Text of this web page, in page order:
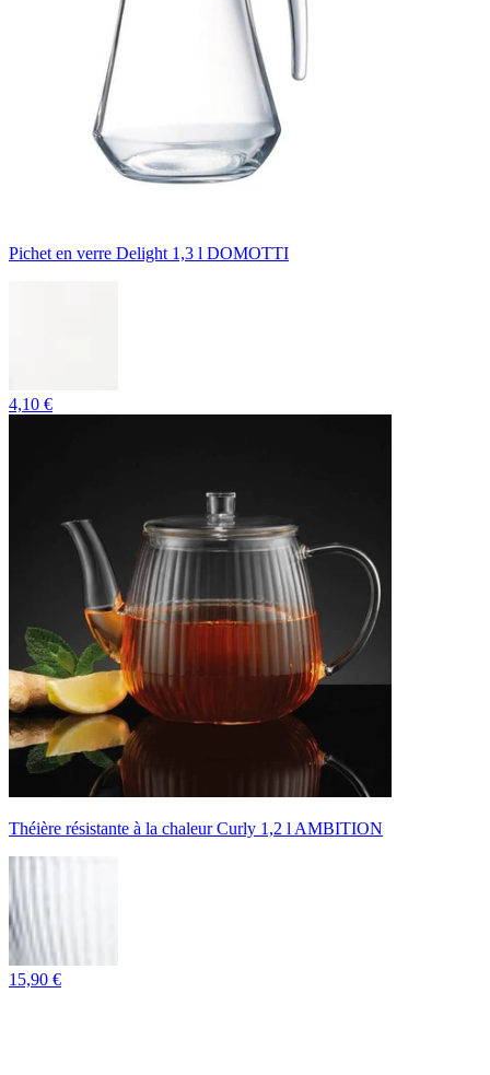
Pichet en verre Delight 1,3 l DOMOTTI
4,10 €
Théière résistante à la chaleur Curly 1,2 l AMBITION
15,90 €